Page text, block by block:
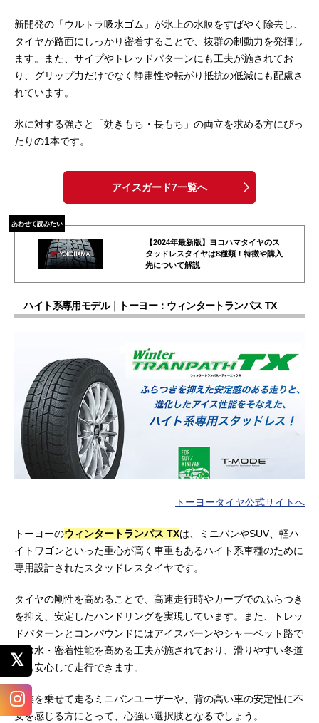
新開発の「ウルトラ吸水ゴム」が氷上の水膜をすばやく除去し、
タイヤが路面にしっかり密着することで、抜群の制動力を発揮し
ます。また、サイプやトレッドパターンにも工夫が施されてお
り、グリップ力だけでなく静粛性や転がり抵抗の低減にも配慮さ
れています。
氷に対する強さと「効きもち・長もち」の両立を求める方にぴっ
たりの1本です。
アイスガード7一覧へ
あわせて読みたい
【2024年最新版】ヨコハマタイヤのス
タッドレスタイヤは8種類！特徴や購入
先について解説
ハイト系専用モデル｜トーヨー：ウィンタートランパス TX
トーヨータイヤ公式サイトへ
トーヨーのウィンタートランパス TXは、ミニバンやSUV、軽ハ
イトワゴンといった重心が高く車重もあるハイト系車種のために
専用設計されたスタッドレスタイヤです。
タイヤの剛性を高めることで、高速走行時やカーブでのふらつき
を抑え、安定したハンドリングを実現しています。また、トレッ
ドパターンとコンパウンドにはアイスバーンやシャーベット路で
の除水・密着性能を高める工夫が施されており、滑りやすい冬道
でも安心して走行できます。
家族を乗せて走るミニバンユーザーや、背の高い車の安定性に不
安を感じる方にとって、心強い選択肢となるでしょう。